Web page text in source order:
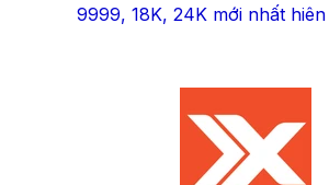
9999, 18K, 24K mới nhất